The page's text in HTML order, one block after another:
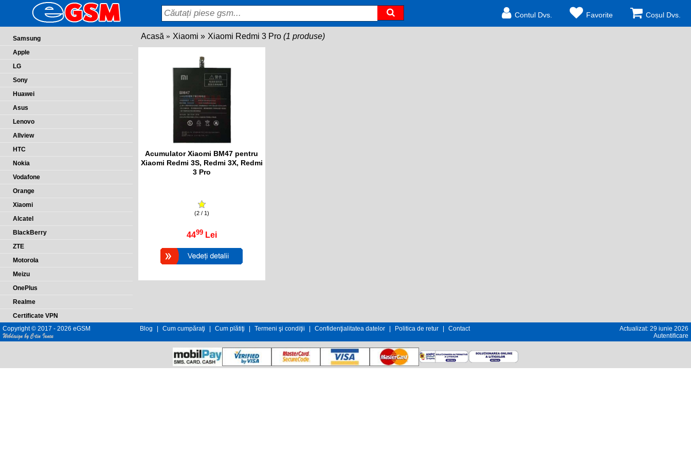
Contul Dvs. Favorite Coșul Dvs.
Samsung
Apple
LG
Sony
Huawei
Asus
Lenovo
Allview
HTC
Nokia
Vodafone
Orange
Xiaomi
Alcatel
BlackBerry
ZTE
Motorola
Meizu
OnePlus
Realme
Certificate VPN
Acasă Xiaomi Xiaomi Redmi 3 Pro (1 produse)
Acumulator Xiaomi BM47 pentru
Xiaomi Redmi 3S, Redmi 3X, Redmi
3 Pro
(2 / 1)
4499 Lei
Copyright © 2017 - 2026 eGSM Blog Cum cumpăraţi Cum plătiţi Termeni şi condiţii Confidenţialitatea datelor Politica de retur Contact
Actualizat: 29 iunie 2026
Autentificare